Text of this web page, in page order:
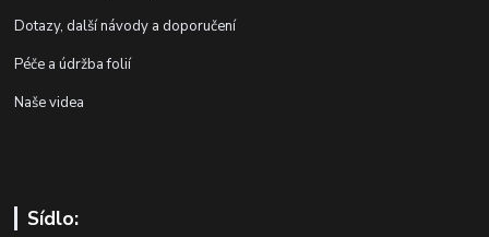
Dotazy, další návody a doporučení
Péče a údržba folií
Naše videa
Sídlo: